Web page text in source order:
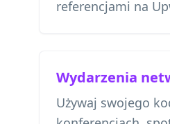
referencjami na
Wydarzenia
Używaj swojego